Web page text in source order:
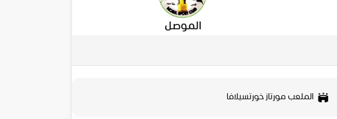
الموصل
الملعب مورتاز خورتسيلافا